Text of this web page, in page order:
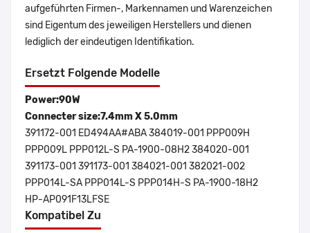
aufgeführten Firmen-, Markennamen und Warenzeichen
sind Eigentum des jeweiligen Herstellers und dienen
lediglich der eindeutigen Identifikation.
Ersetzt Folgende Modelle
Power:90W
Connecter size:7.4mm X 5.0mm
391172-001 ED494AA#ABA 384019-001 PPP009H
PPP009L PPP012L-S PA-1900-08H2 384020-001
391173-001 391173-001 384021-001 382021-002
PPP014L-SA PPP014L-S PPP014H-S PA-1900-18H2
HP-AP091F13LFSE
Kompatibel Zu